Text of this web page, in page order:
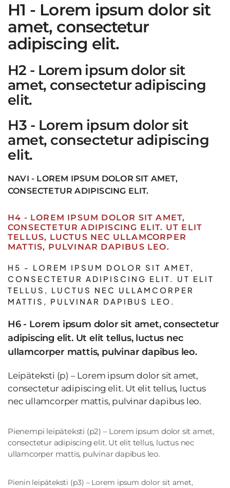
H1 - Lorem ipsum dolor sit
amet, consectetur
adipiscing elit.
H2 - Lorem ipsum dolor sit
amet, consectetur adipiscing
elit.
H3 - Lorem ipsum dolor sit
amet, consectetur adipiscing
elit.
NAVI - LOREM IPSUM DOLOR SIT AMET,
CONSECTETUR ADIPISCING ELIT.
H4 - LOREM IPSUM DOLOR SIT AMET,
CONSECTETUR ADIPISCING ELIT. UT ELIT
TELLUS, LUCTUS NEC ULLAMCORPER
MATTIS, PULVINAR DAPIBUS LEO.
H5 - LOREM IPSUM DOLOR SIT AMET,
CONSECTETUR ADIPISCING ELIT. UT ELIT
TELLUS, LUCTUS NEC ULLAMCORPER
MATTIS, PULVINAR DAPIBUS LEO.
H6 - Lorem ipsum dolor sit amet, consectetur
adipiscing elit. Ut elit tellus, luctus nec
ullamcorper mattis, pulvinar dapibus leo.
Leipäteksti (p) – Lorem ipsum dolor sit amet,
consectetur adipiscing elit. Ut elit tellus, luctus
nec ullamcorper mattis, pulvinar dapibus leo.
Pienempi leipäteksti (p2) – Lorem ipsum dolor sit amet,
consectetur adipiscing elit. Ut elit tellus, luctus nec
ullamcorper mattis, pulvinar dapibus leo.
Pienin leipäteksti (p3) – Lorem ipsum dolor sit amet,